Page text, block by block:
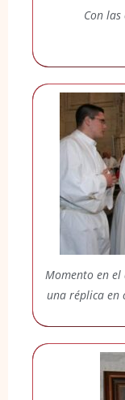
Con
Momento en
una réplica en